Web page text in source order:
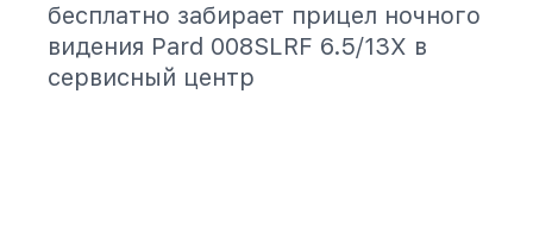
бесплатно забирает прицел ночного
видения Pard 008SLRF 6.5/13X в
сервисный центр